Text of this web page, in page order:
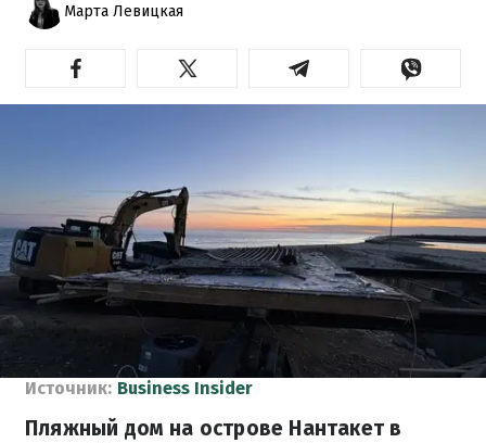
Марта Левицкая
Источник: Business Insider
Пляжный дом на острове Нантакет в